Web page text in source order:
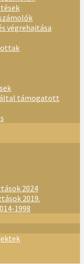
végrehajtása
által támogatott
2024
2019.
1998